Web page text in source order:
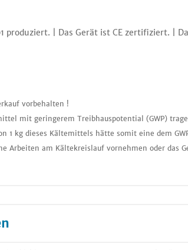
produziert. | Das Gerät ist CE zertifiziert. |
vorbehalten !
mit geringerem Treibhauspotential (GWP)
1 kg dieses Kältemittels hätte somit eine dem
Arbeiten am Kältekreislauf vornehmen oder das